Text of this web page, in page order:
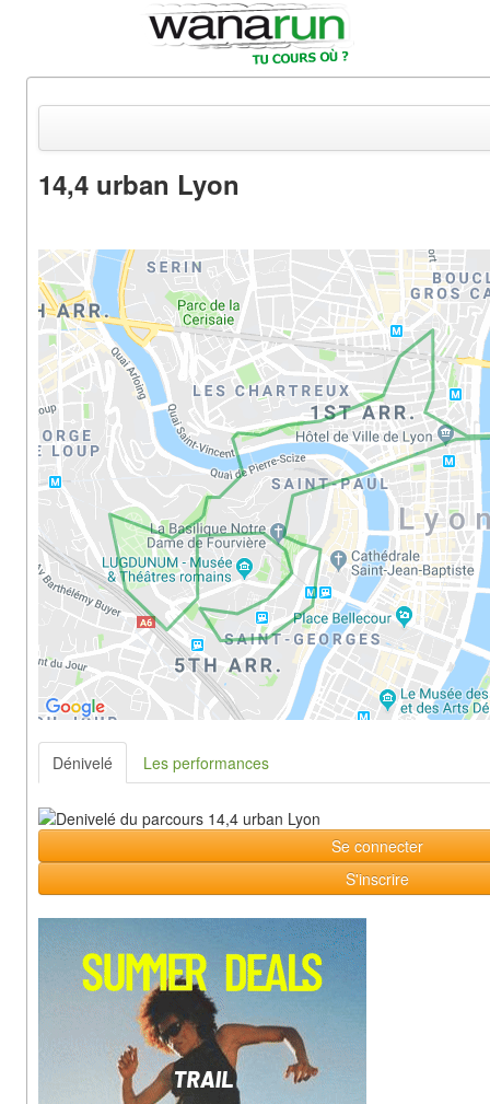
Equipements & Tests
Parcours & Courses
Outils & Réseaux
14,4 urban Lyon
Dénivelé Les performances
Se connecter
S'inscrire